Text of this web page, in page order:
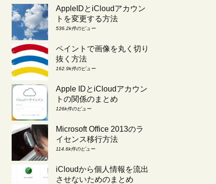
AppleIDとiCloudアカウン
トを変更する方法
536.2k件のビュー
ペイントで画像を丸く切り
抜く方法
162.9k件のビュー
Apple IDとiCloudアカウン
トの関係のまとめ
126k件のビュー
Microsoft Office 2013のラ
イセンス移行方法
114.6k件のビュー
iCloudから個人情報を流出
させないためのまとめ